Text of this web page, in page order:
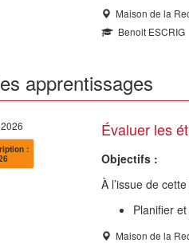
Maison de la
Benoit ESCRIG
apprentissages
:
Évaluer les
Objectifs :
À l’issue de
Planifier
Maison de la